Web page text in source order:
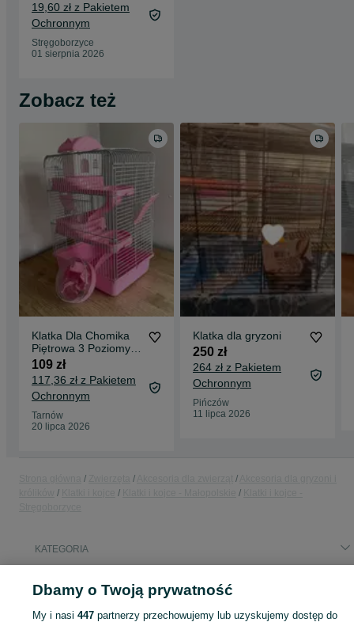
19,60 zł z Pakietem
Ochronnym
Stręgoborzyce
01 sierpnia 2026
Zobacz też
Klatka Dla Chomika
Piętrowa 3 Poziomy
Kołowrotek Domek
Miska NOWA różowa
109 zł
117,36 zł z Pakietem
Ochronnym
Tarnów
20 lipca 2026
Klatka dla gryzoni
250 zł
264 zł z Pakietem
Ochronnym
Pińczów
11 lipca 2026
KATEGORIA
1047008230
Dbamy o Twoją prywatność
My i nasi447 partnerzy przechowujemy lub uzyskujemy dostęp do